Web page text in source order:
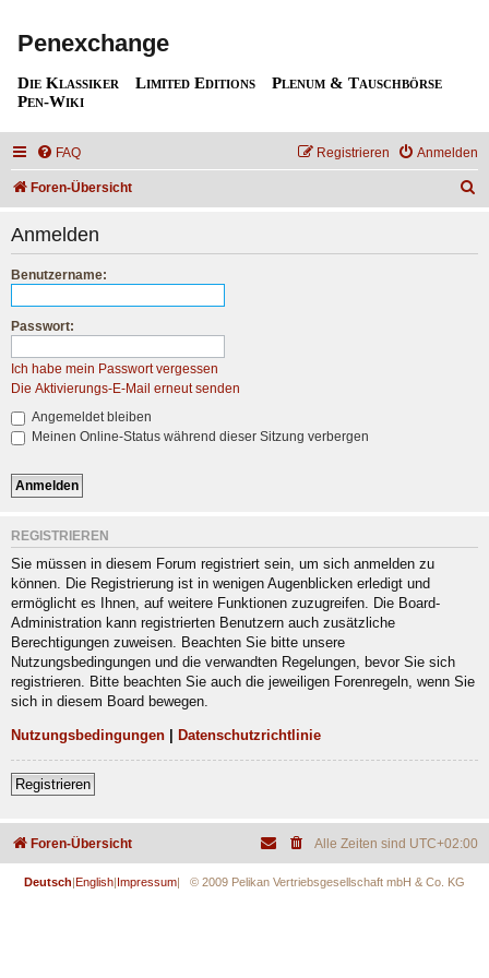
Penexchange
Die Klassiker Limited Editions
Plenum & Tauschbörse
Pen-Wiki
FAQ Anmelden
Registrieren
Foren-Übersicht
Anmelden
Benutzername:
Passwort:
Ich habe mein Passwort vergessen
Die Aktivierungs-E-Mail erneut senden
Angemeldet bleiben
Meinen Online-Status während dieser Sitzung verbergen
REGISTRIEREN
Sie müssen in diesem Forum registriert sein, um sich anmelden zu
können. Die Registrierung ist in wenigen Augenblicken erledigt und
ermöglicht es Ihnen, auf weitere Funktionen zuzugreifen. Die Board-
Administration kann registrierten Benutzern auch zusätzliche
Berechtigungen zuweisen. Beachten Sie bitte unsere
Nutzungsbedingungen und die verwandten Regelungen, bevor Sie sich
registrieren. Bitte beachten Sie auch die jeweiligen Forenregeln, wenn Sie
sich in diesem Board bewegen.
Nutzungsbedingungen Datenschutzrichtlinie
Registrieren
Foren-Übersicht Alle Zeiten sind UTC+02:00
Deutsch English Impressum | © 2009 Pelikan Vertriebsgesellschaft mbH & Co. KG